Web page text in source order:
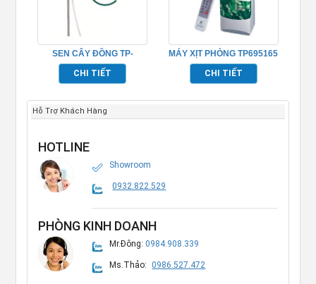
SEN CÂY ĐỒNG TP-
652002
CHI TIẾT
MÁY XỊT PHÒNG TP695165
CHI TIẾT
Hỗ Trợ Khách Hàng
HOTLINE
Showroom
0932.822.529
PHÒNG KINH DOANH
Mr.Đông:0984.908.339
Ms.Thảo: 0986.527.472